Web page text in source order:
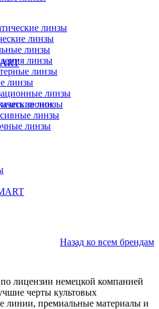
линзы
линзы
линзы
линзы
линзы
линзы
линзы
линзы
линзы
линзы
звонок
Назад ко всем брендам
лицензии немецкой компанией
черты культовых
линии, премиальные материалы и